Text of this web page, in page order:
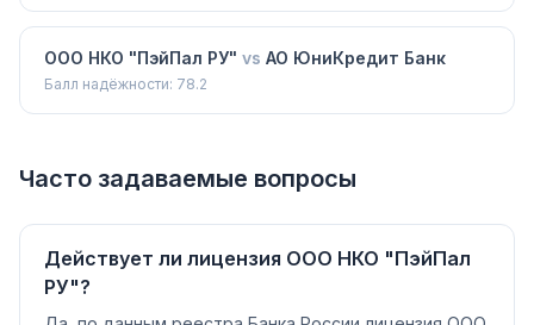
ООО НКО "ПэйПал РУ" vs АО ЮниКредит Банк
Балл надёжности: 78.2
Часто задаваемые вопросы
Действует ли лицензия ООО НКО "ПэйПал
РУ"?